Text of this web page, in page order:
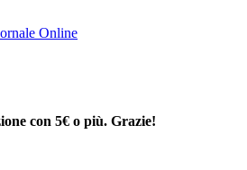
con 5€ o più. Grazie!